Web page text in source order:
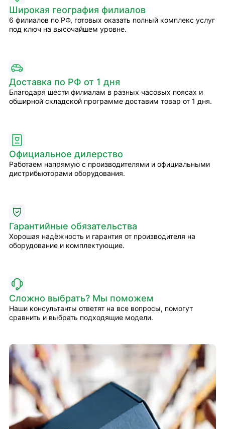
Широкая география филиалов
6 филиалов по РФ, готовых оказать полный комплекс услуг
под ключ на высочайшем уровне.
Доставка по РФ от 1 дня
Благодаря шести филиалам в разных часовых поясах и
обширной складской программе доставим товар от 1 дня.
Официальное дилерство
Работаем напрямую с производителями и официальными
дистрибьюторами оборудования.
Гарантийные обязательства
Хорошая надёжность и гарантия от производителя на
оборудование и комплектующие.
Сложно выбрать? Мы поможем
Наши консультанты ответят на все вопросы, помогут
сравнить и выбрать подходящие модели.